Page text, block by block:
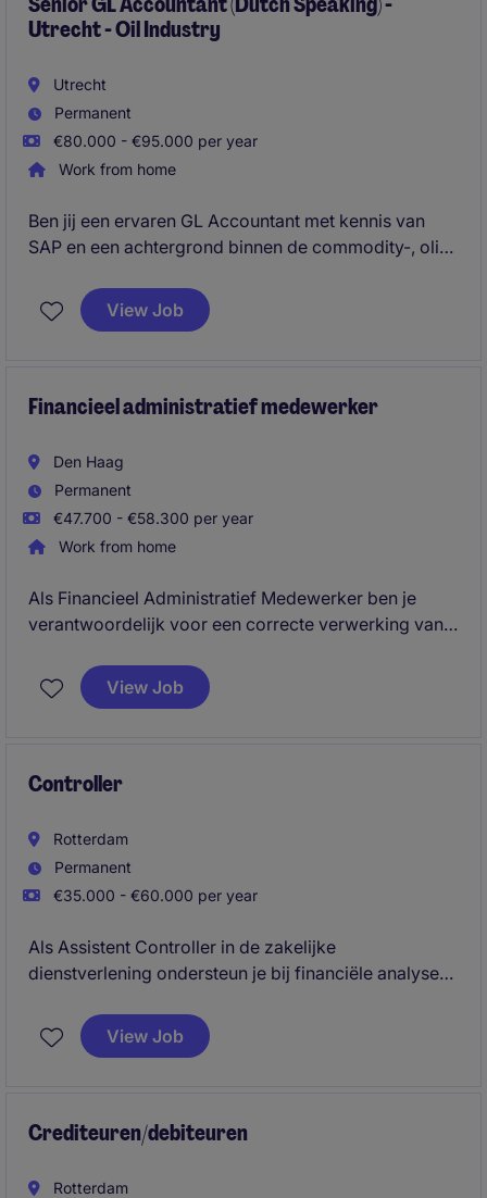
Utrecht - Oil Industry
Utrecht
Permanent
€80.000 - €95.000 per year
Work from home
Ben jij een ervaren GL Accountant met kennis van
SAP en een achtergrond binnen de commodity-, olie-
accounting, consolidatie en reporting met
procesverbetering binnen een internationale
View Job
Financieel administratief medewerker
Den Haag
Permanent
€47.700 - €58.300 per year
Work from home
Als Financieel Administratief Medewerker ben je
verantwoordelijk voor een correcte verwerking van
crediteurenadministratie. Dankzij jouw
nauwkeurigheid verlopen betalingen tijdig en
View Job
Controller
Rotterdam
Permanent
€35.000 - €60.000 per year
Als Assistent Controller in de zakelijke
dienstverlening ondersteun je bij financiële analyses
om financiële processen soepel te laten verlopen.
View Job
Crediteuren/debiteuren
Rotterdam